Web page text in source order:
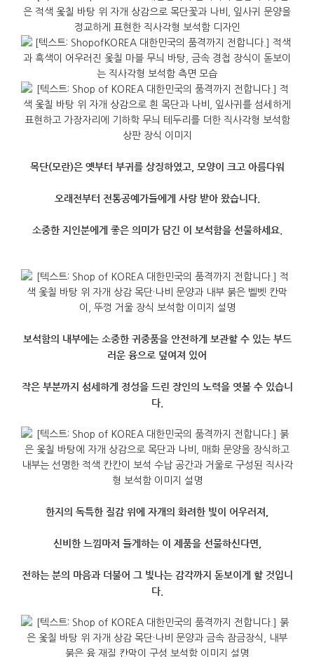
목단(모란)은 옛부터 부귀를 상징하였고, 모양이 크고 아름다워
오래전부터 전통공예가들에게 사랑 받아 왔습니다.
소중한 지인분에게 좋은 의미가 담긴 이 보석함을 선물하세요.
보석함의 내부에는 소중한 귀중품을 안전하게 보관할 수 있는 부드
러운 융으로 덮여져 있어
작은 부분까지 섬세하게 정성을 드린 장인의 노력을 엿볼 수 있습니
다.
한지의 독특한 질감 위에 자개의 화려한 빛이 어우러져,
신비한 느낌마저 들게하는 이 제품을 선물하신다면,
전하는 분의 마음과 더불어 그 빛나는 감각까지 돋보이게 할 것입니
다.